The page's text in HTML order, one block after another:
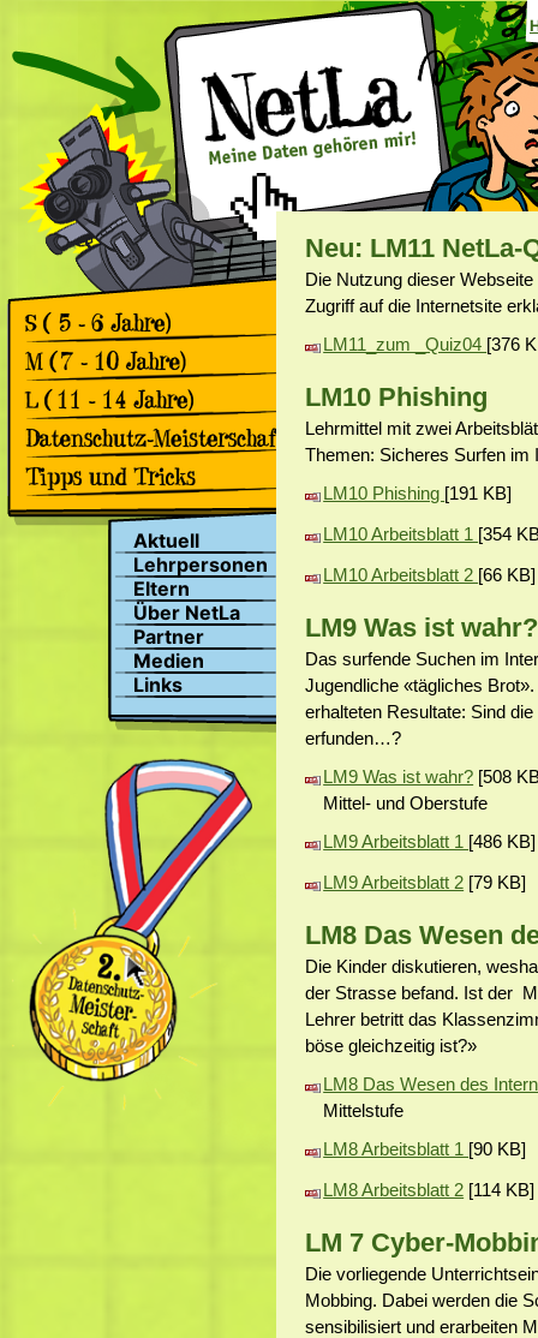
Games
Comics
Games
Comics
Games
Comics
Rückblick 2. Datenschutz-
Meisterschaft
Rückblick 1. Datenschutz-
Meisterschaft
Apps & Facebook
Surfen
Suchen
Aktuell
Lehrpersonen
Eltern
Über NetLa
Partner
Medien
Links
Neu: LM11 NetLa-
Die Nutzung dieser
Zugriff auf die Internetsite
LM11_zum _Quiz04 [376
LM10 Phishing
Lehrmittel mit zwei
Themen: Sicheres Surfen im
LM10 Phishing [191 KB]
LM10 Arbeitsblatt 1 [354
LM10 Arbeitsblatt 2 [66 KB]
LM9 Was ist wahr?
Das surfende Suchen im
Jugendliche «tägliches
erhalteten Resultate: Sind
erfunden…?
LM9 Was ist wahr? [508
Mittel- und Oberstufe
LM9 Arbeitsblatt 1 [486 KB]
LM9 Arbeitsblatt 2 [79 KB]
LM8 Das Wesen
Die Kinder diskutieren,
der Strasse befand. Ist der
Lehrer betritt das
böse gleichzeitig ist?»
LM8 Das Wesen des
Mittelstufe
LM8 Arbeitsblatt 1 [90 KB]
LM8 Arbeitsblatt 2 [114 KB]
LM 7 Cyber-
Die vorliegende
Mobbing. Dabei werden die
sensibilisiert und erarbeiten